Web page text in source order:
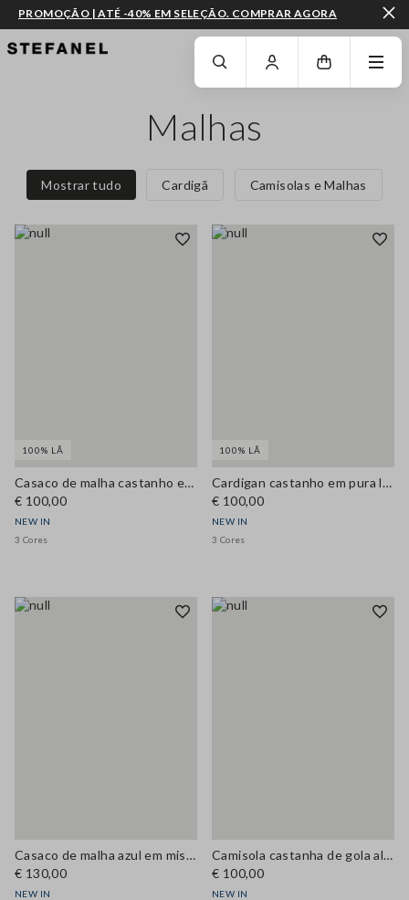
IR PARA O CONTEÚDO PRINCIPAL DESÇA ATÉ AO FIM DA PÁGINA
PROMOÇÃO | ATÉ -40% EM SELEÇÃO. COMPRAR AGORA
Malhas
Mostrar tudo Cardigã Camisolas e Malhas
100% LÃ
Casaco de malha castanho em pura lã com decote redondo, regular fit
€ 100,00
NEW IN
3 Cores
100% LÃ
Cardigan castanho em pura lã com decote redondo, corte regular
€ 100,00
NEW IN
3 Cores
Casaco de malha azul em mistura de viscose, corte regular
€ 130,00
NEW IN
Camisola castanha de gola alta em mistura de algodão e viscose
€ 100,00
NEW IN